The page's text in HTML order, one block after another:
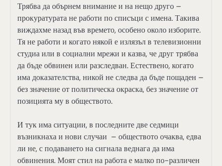
Трябва да обърнем внимание и на нещо друго –
прокуратурата не работи по списъци с имена. Такива
виждахме назад във времето, особено около изборите.
Тя не работи и когато някой е излязъл в телевизионни
студиа или в социални мрежи и казва, че друг трябва
да бъде обвинен или разследван. Естествено, когато
има доказателства, никой не следва да бъде пощаден –
без значение от политическа окраска, без значение от
позицията му в обществото.
И тук има ситуации, в последните две седмици
възникнаха и нови случаи – обществото очаква, едва
ли не, с подаването на сигнала веднага да има
обвинения. Моят стил на работа е малко по-различен